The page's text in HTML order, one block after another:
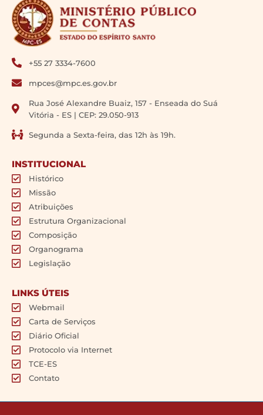
+55 27 3334-7600
mpces@mpc.es.gov.br
Rua José Alexandre Buaiz, 157 - Enseada do Suá
Vitória - ES | CEP: 29.050-913
Segunda a Sexta-feira, das 12h às 19h.
INSTITUCIONAL
Histórico
Missão
Atribuições
Estrutura Organizacional
Composição
Organograma
Legislação
LINKS ÚTEIS
Webmail
Carta de Serviços
Diário Oficial
Protocolo via Internet
TCE-ES
Contato